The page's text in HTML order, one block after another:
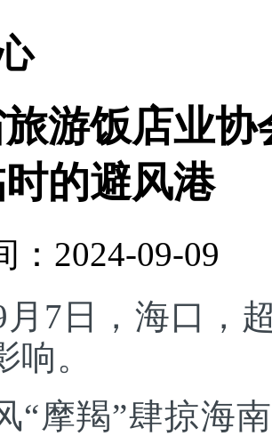
游饭店业
的避风港
：2024-09-09
月7日，海口，
响。
“摩羯”肆掠海